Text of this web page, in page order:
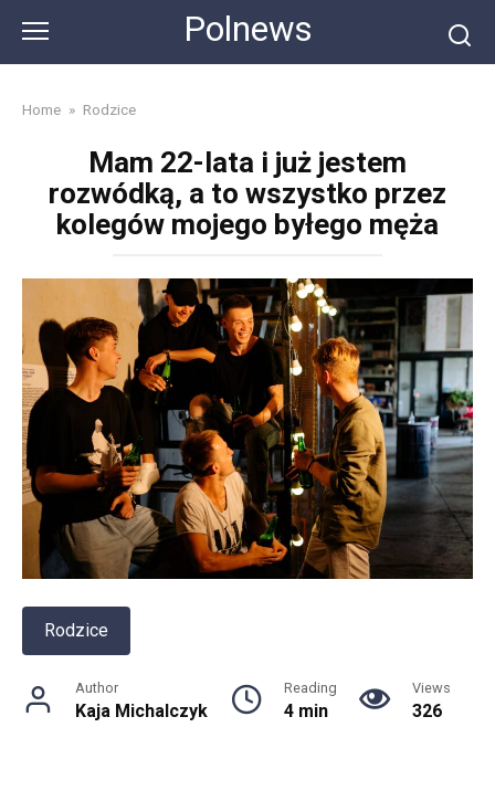
content
Polnews
Home » Rodzice
Mam 22-lata i już jestem
rozwódką, a to wszystko przez
kolegów mojego byłego męża
Rodzice
Author
Kaja Michalczyk
Reading
4 min
Views
326